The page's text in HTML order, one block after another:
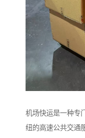
机场快运是一种专
纽的高速公共交通